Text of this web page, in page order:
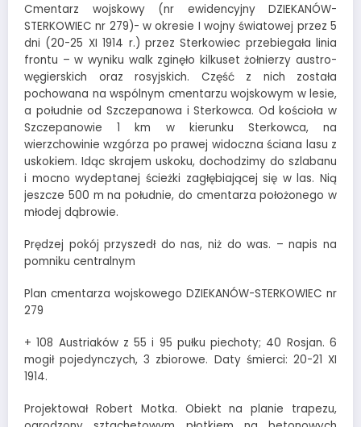
Cmentarz wojskowy (nr ewidencyjny DZIEKANÓW-
STERKOWIEC nr 279)- w okresie I wojny światowej przez 5
dni (20-25 XI 1914 r.) przez Sterkowiec przebiegała linia
frontu – w wyniku walk zginęło kilkuset żołnierzy austro-
węgierskich oraz rosyjskich. Część z nich została
pochowana na wspólnym cmentarzu wojskowym w lesie,
a południe od Szczepanowa i Sterkowca. Od kościoła w
Szczepanowie 1 km w kierunku Sterkowca, na
wierzchowinie wzgórza po prawej widoczna ściana lasu z
uskokiem. Idąc skrajem uskoku, dochodzimy do szlabanu
i mocno wydeptanej ścieżki zagłębiającej się w las. Nią
jeszcze 500 m na południe, do cmentarza położonego w
młodej dąbrowie.
Prędzej pokój przyszedł do nas, niż do was. – napis na
pomniku centralnym
Plan cmentarza wojskowego DZIEKANÓW-STERKOWIEC nr
279
+ 108 Austriaków z 55 i 95 pułku piechoty; 40 Rosjan. 6
mogił pojedynczych, 3 zbiorowe. Daty śmierci: 20-21 XI
1914.
Projektował Robert Motka. Obiekt na planie trapezu,